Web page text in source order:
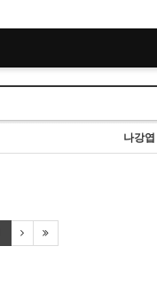
나강엽